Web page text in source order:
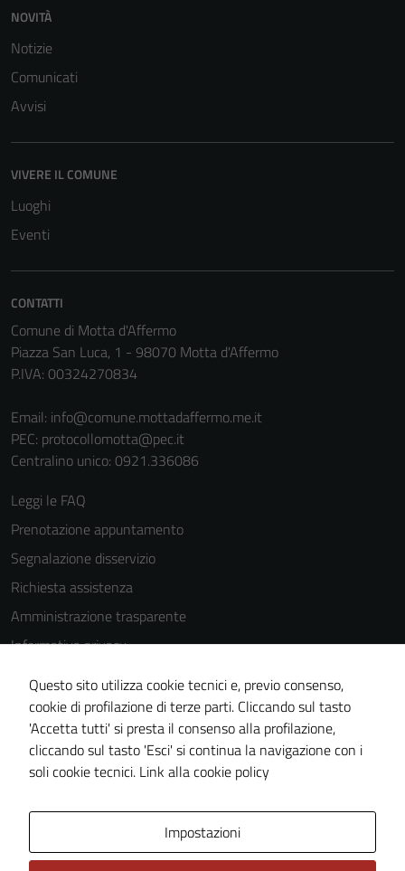
NOVITÀ
Notizie
Comunicati
Avvisi
VIVERE IL COMUNE
Luoghi
Eventi
CONTATTI
Comune di Motta d'Affermo
Piazza San Luca, 1 - 98070 Motta d'Affermo
P.IVA: 00324270834
Email: info@comune.mottadaffermo.me.it
PEC: protocollomotta@pec.it
Centralino unico: 0921.336086
Leggi le FAQ
Prenotazione appuntamento
Segnalazione disservizio
Richiesta assistenza
Amministrazione trasparente
Informativa privacy
Cookie Policy
Note legali
Dichiarazione di accessibilità
Piano di miglioramento del sito
Questo sito utilizza cookie tecnici e, previo consenso,
cookie di profilazione di terze parti. Cliccando sul tasto
'Accetta tutti' si presta il consenso alla profilazione,
cliccando sul tasto 'Esci' si continua la navigazione con i
soli cookie tecnici. Link alla cookie policy
Impostazioni
Tecnici
Questi cookie
sono necessari
funzionamento
del sito e non